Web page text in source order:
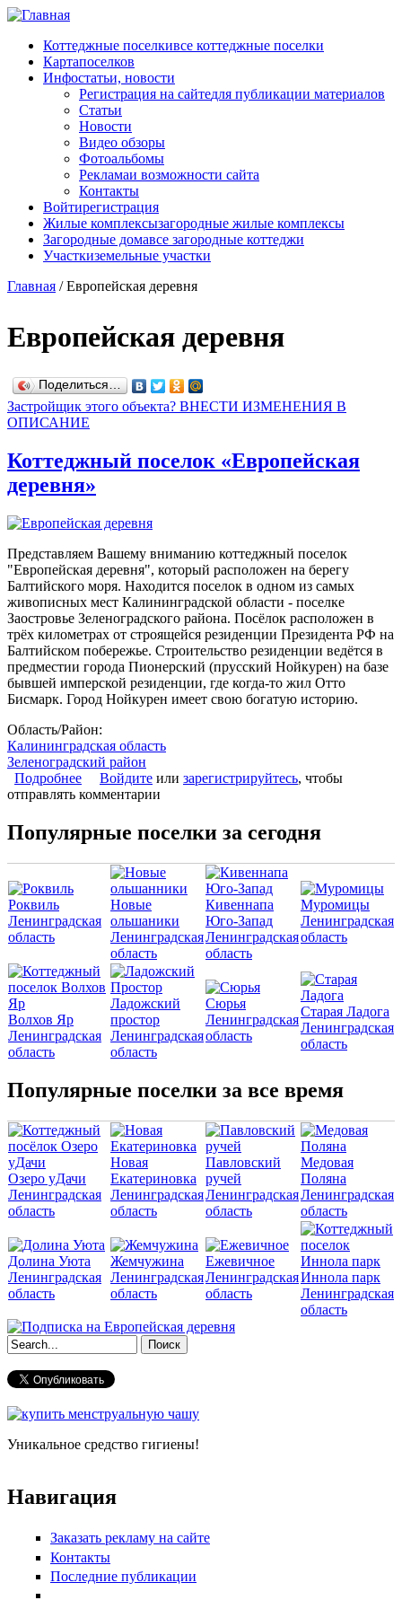
Перейти к основному содержанию
Коттеджные поселкивсе коттеджные поселки
Картапоселков
Инфостатьи, новости
Регистрация на сайтедля публикации материалов
Статьи
Новости
Видео обзоры
Фотоальбомы
Рекламаи возможности сайта
Контакты
Войтирегистрация
Жилые комплексызагородные жилые комплексы
Загородные домавсе загородные коттеджи
Участкиземельные участки
Главная /Европейская деревня
Европейская деревня
Поделиться…
Застройщик этого объекта? ВНЕСТИ ИЗМЕНЕНИЯ В
ОПИСАНИЕ
Коттеджный поселок «Европейская
деревня»
Представляем Вашему вниманию коттеджный поселок
"Европейская деревня", который расположен на берегу
Балтийского моря. Находится поселок в одном из самых
живописных мест Калининградской области - поселке
Заостровье Зеленоградского района. Посёлок расположен в
трёх километрах от строящейся резиденции Президента РФ на
Балтийском побережье. Строительство резиденции ведётся в
предместии города Пионерский (прусский Нойкурен) на базе
бывшей имперской резиденции, где когда-то жил Отто
Бисмарк. Город Нойкурен имеет свою богатую историю.
Область/Район:
Калининградская область
Зеленоградский район
Подробнее о Коттеджный поселок «Европейская деревня»
Войдите или зарегистрируйтесь, чтобы
отправлять комментарии
Популярные поселки за сегодня
Роквиль
Ленинградская
область
Новые
ольшаники
Ленинградская
область
Кивеннапа
Юго-Запад
Ленинградская
область
Муромицы
Ленинградская
область
Волхов Яр
Ленинградская
область
Ладожский
простор
Ленинградская
область
Сюрья
Ленинградская
область
Старая Ладога
Ленинградская
область
Популярные поселки за все время
Озеро уДачи
Ленинградская
область
Новая
Екатериновка
Ленинградская
область
Павловский
ручей
Ленинградская
область
Медовая
Поляна
Ленинградская
область
Долина Уюта
Ленинградская
область
Жемчужина
Ленинградская
область
Ежевичное
Ленинградская
область
Иннола парк
Ленинградская
область
Форма поиска
Уникальное средство гигиены!
Навигация
Заказать рекламу на сайте
Контакты
Последние публикации